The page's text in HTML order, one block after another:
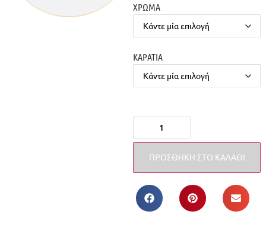
ΧΡΩΜΑ
ΚΑΡΑΤΙΑ
ΠΡΟΣΘΉΚΗ ΣΤΟ ΚΑΛΆΘΙ